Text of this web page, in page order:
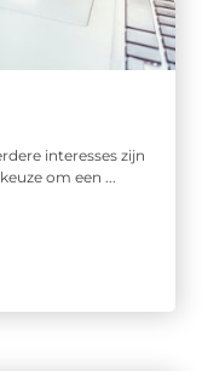
interesses zijn
om een ...